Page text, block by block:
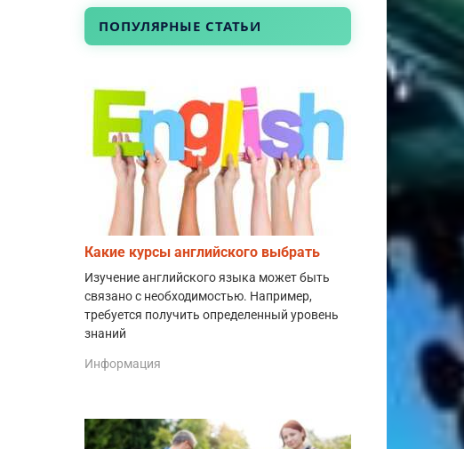
ПОПУЛЯРНЫЕ СТАТЬИ
Какие курсы английского выбрать
Изучение английского языка может быть
связано с необходимостью. Например,
требуется получить определенный уровень
знаний
Информация